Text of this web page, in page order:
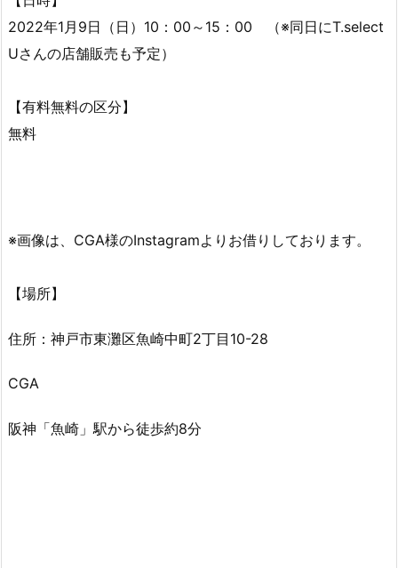
2022年1月9日（日）10：00～15：00 （※同日にT.select
Uさんの店舗販売も予定）
【有料無料の区分】
無料
※画像は、CGA様のInstagramよりお借りしております。
【場所】
住所：神戸市東灘区魚崎中町2丁目10-28
CGA
阪神「魚崎」駅から徒歩約8分